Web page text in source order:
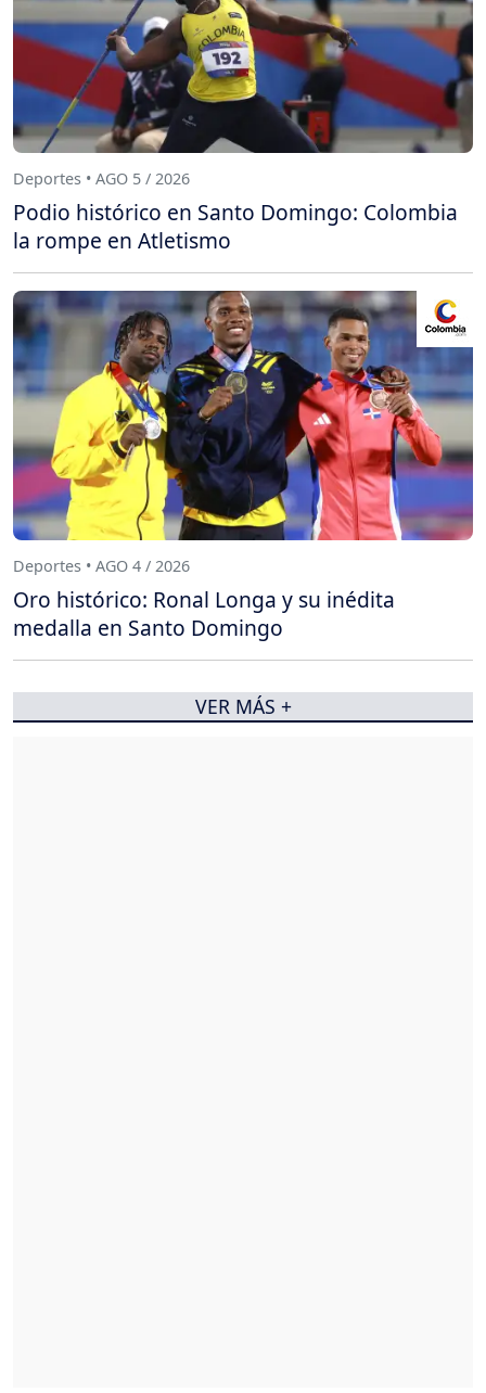
Deportes • AGO 5 / 2026
Podio histórico en Santo Domingo: Colombia
la rompe en Atletismo
Deportes • AGO 4 / 2026
Oro histórico: Ronal Longa y su inédita
medalla en Santo Domingo
VER MÁS +